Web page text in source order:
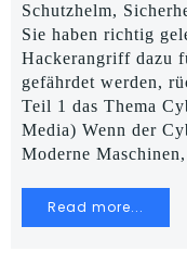
Schutzhelm,
Sie haben richtig
Hackerangriff dazu
gefährdet werden,
Teil 1 das Thema
Media) Wenn der
Moderne
Read more...